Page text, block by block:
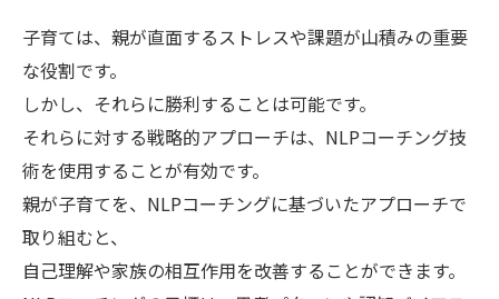
子育ては、親が直面するストレスや課題が山積みの重要
な役割です。
しかし、それらに勝利することは可能です。
それらに対する戦略的アプローチは、NLPコーチング技
術を使用することが有効です。
親が子育てを、NLPコーチングに基づいたアプローチで
取り組むと、
自己理解や家族の相互作用を改善することができます。